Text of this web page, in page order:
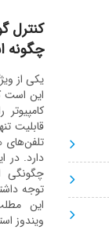
کنترل
چگونه
این است
قابلیت
تلفن‌های
دارد. در
چگونگی
توجه
این
ویندوز